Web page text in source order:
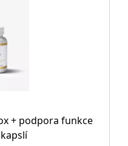
+ podpora funkce